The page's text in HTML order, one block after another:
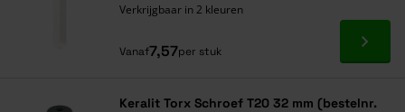
Verkrijgbaar in 2 kleuren
Vanaf7,57per stuk Ga
Keralit Torx Schroef T20 32 mm (bestelnr.